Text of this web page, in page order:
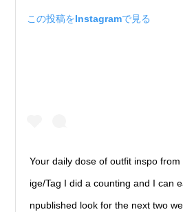
この投稿をInstagramで見る
Your daily dose of outfit inspo from
ige/Tag I did a counting and I can
npublished look for the next two